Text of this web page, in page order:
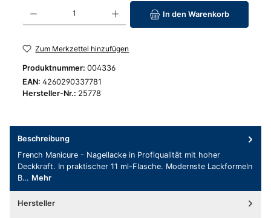
Produkt Anzahl: Gib den gewünschten Wert ein oder benutze die
In den Warenkorb
Zum Merkzettel hinzufügen
Produktnummer: 004336
EAN: 4260290337781
Hersteller-Nr.: 25778
Beschreibung
French Manicure - Nagellacke in Profiqualität mit hoher
Deckkraft. In praktischer 11 ml-Flasche. Modernste Lackformeln
B… Mehr
Hersteller